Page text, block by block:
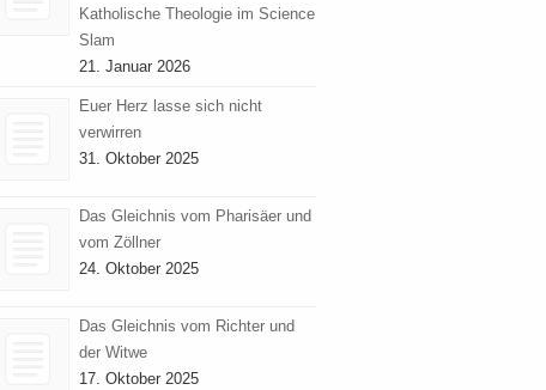
Katholische Theologie im Science
Slam
21. Januar 2026
Euer Herz lasse sich nicht
verwirren
31. Oktober 2025
Das Gleichnis vom Pharisäer und
vom Zöllner
24. Oktober 2025
Das Gleichnis vom Richter und
der Witwe
17. Oktober 2025